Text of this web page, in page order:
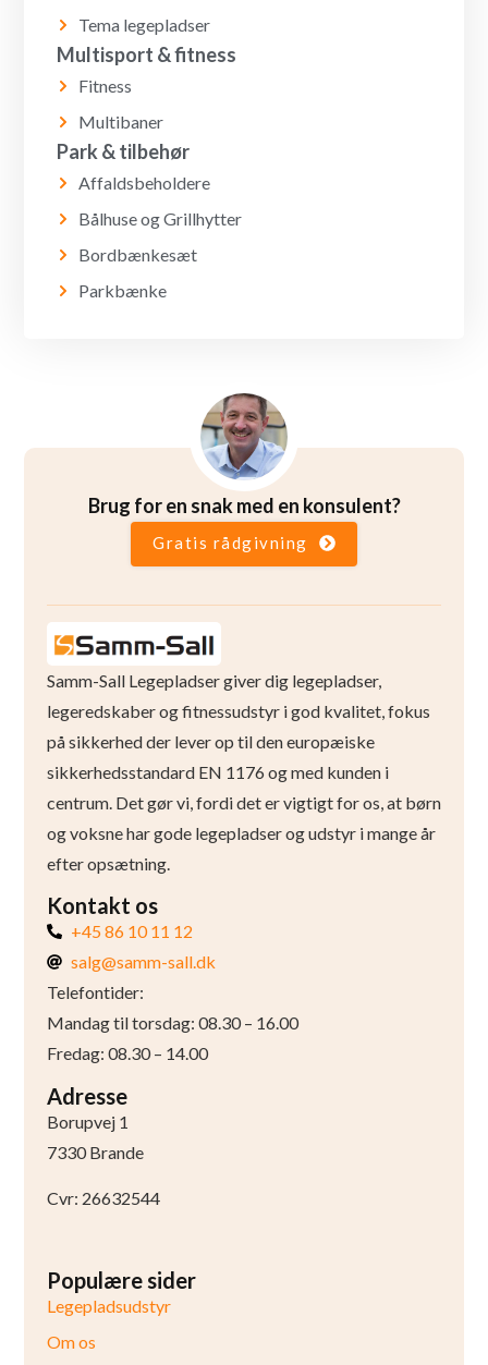
Tema legepladser
Multisport & fitness
Fitness
Multibaner
Park & tilbehør
Affaldsbeholdere
Bålhuse og Grillhytter
Bordbænkesæt
Parkbænke
Brug for en snak med en konsulent?
Gratis rådgivning
Samm-Sall Legepladser giver dig legepladser,
legeredskaber og fitnessudstyr i god kvalitet, fokus
på sikkerhed der lever op til den europæiske
sikkerhedsstandard EN 1176 og med kunden i
centrum. Det gør vi, fordi det er vigtigt for os, at børn
og voksne har gode legepladser og udstyr i mange år
efter opsætning.
Kontakt os
+45 86 10 11 12
salg@samm-sall.dk
Telefontider:
Mandag til torsdag: 08.30 – 16.00
Fredag: 08.30 – 14.00
Adresse
Borupvej 1
7330 Brande
Cvr: 26632544
Populære sider
Legepladsudstyr
Om os